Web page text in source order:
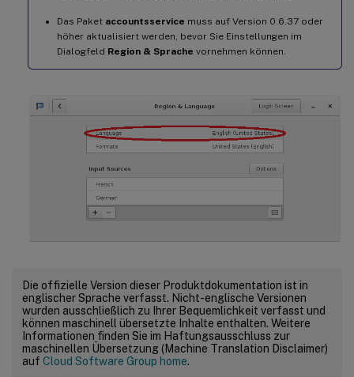
Das Paket accountsservice muss auf Version 0.6.37 oder
höher aktualisiert werden, bevor Sie Einstellungen im
Dialogfeld Region & Sprache vornehmen können.
Die offizielle Version dieser Produktdokumentation ist in
englischer Sprache verfasst. Nicht-englische Versionen
wurden ausschließlich zu Ihrer Bequemlichkeit verfasst und
können maschinell übersetzte Inhalte enthalten. Weitere
Informationen finden Sie im Haftungsausschluss zur
maschinellen Übersetzung (Machine Translation Disclaimer)
auf Cloud Software Group home.